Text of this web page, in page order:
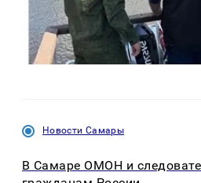
Новости Самары
В Самаре ОМОН и